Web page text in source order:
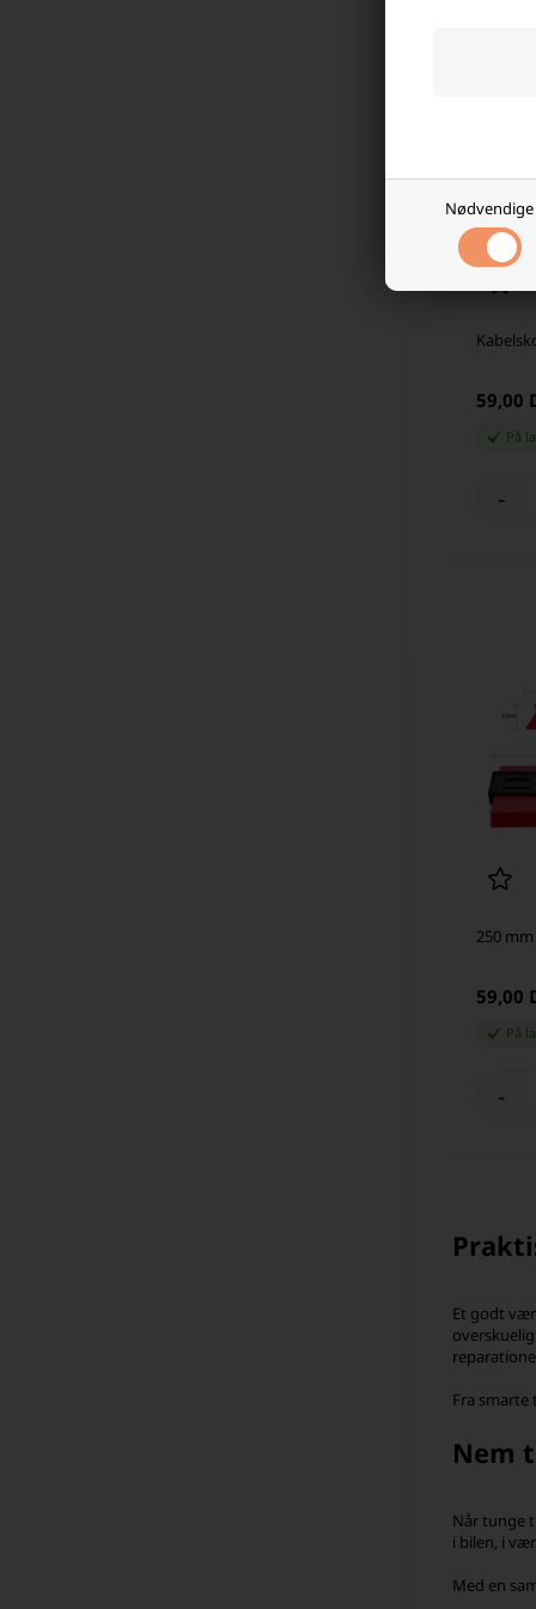
Nødvendige
59,00
På
-
250
59,00
På
-
Et godt
Fra
Nem
Når tunge
i bilen, i
Med en